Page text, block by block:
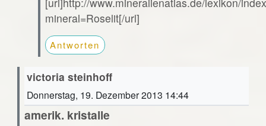
mineral=Roselit[/url]
Antworten
victoria steinhoff
Donnerstag, 19. Dezember 2013 14:44
amerik. kristalle